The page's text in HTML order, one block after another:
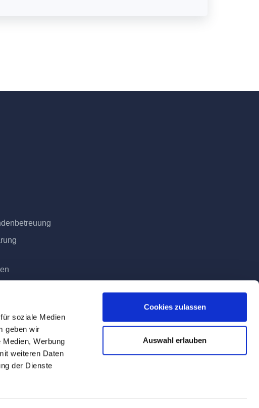
soziale Medien
geben wir
Werbung
weiteren Daten
der Dienste
Cookies zulassen
Auswahl erlauben
am Tag der Lieferung geltenden Mehrwertsteuer.